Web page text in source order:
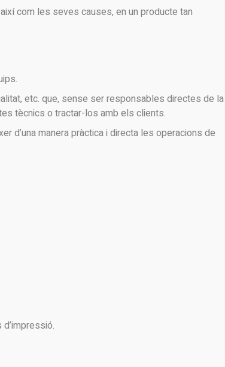
com les seves causes, en un producte tan
etc. que, sense ser responsables directes de la
tècnics o tractar-los amb els clients.
d’una manera pràctica i directa les operacions de